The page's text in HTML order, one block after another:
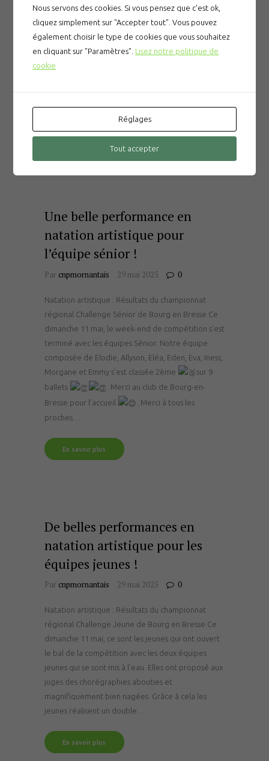
Natation artistique : Résultats du championnat
régional Challenge Jeune de Bourg en Bresse Le
week-end s’est poursuivi avec les duo jeunes le
dimanche 11 mai. Le CNPM présentait deux duos
pour le duo Emma / Cassie – 4ème pour le duo
Lena / Loane Les duettistes ont proposé aux…
Une belle performance en
natation artistique pour
l’équipe sénior !
Par cnpmornantais 29 mai 2025 0
Natation artistique : Résultats du championnat
régional Challenge Sénior de Bourg en Bresse Ce
dimanche 11 mai, le week-end de compétition s’est
terminé avec les équipes Sénior. Notre équipe
composée de Elodie, Allyson, Eléa, Eden, Eva, Iness,
Morgane et Emmy s’est classée 2ème
sur 9
ballets
. Merci au club de Bourg-en-
Bresse pour l’accueil
. Merci à tous les
proches…
En savoir plus
De belles performances en
natation artistique pour les
équipes jeunes !
Par cnpmornantais 29 mai 2025 0
Natation artistique : Résultats du championnat
régional Challenge Jeune de Bourg en Bresse Ce
dimanche 11 mai, ce sont les jeunes qui ont ouvert
le bal de la compétition avec les deux équipes
jeunes qui se sont mis à l’eau. Elles ont proposé aux
juges des chorégraphies abouties et
magnifiquement bien nagées. Grâce à cela les
jeunes réalisent un double…
En savoir plus
Nous servons des cookies. Si vous pensez que c'est ok,
cliquez simplement sur "Accepter tout". Vous pouvez
également choisir le type de cookies que vous souhaitez
en cliquant sur "Paramètres". Lisez notre politique de
cookie
Réglages
Tout accepter